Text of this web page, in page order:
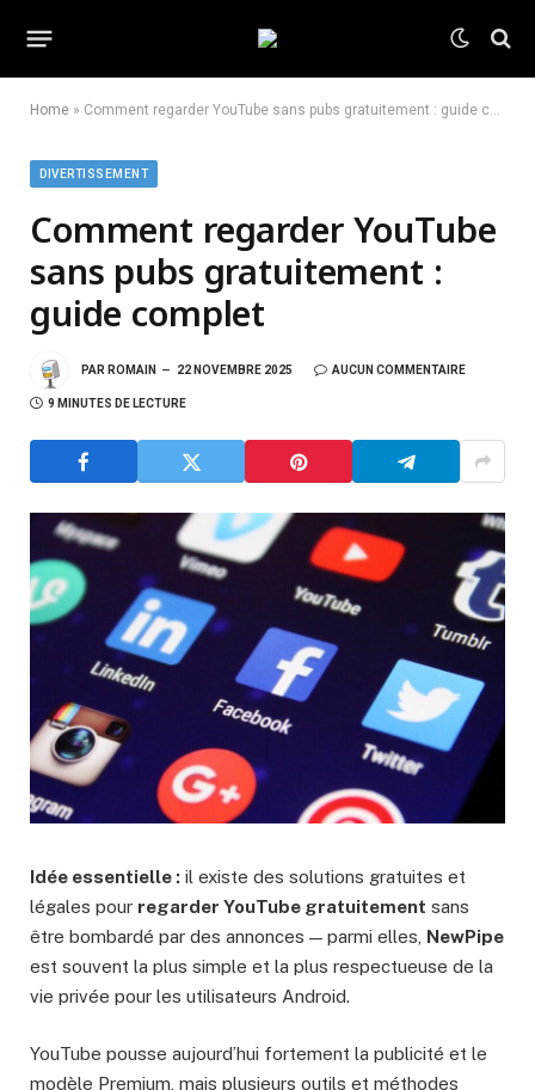
Home » Comment regarder YouTube sans pubs gratuitement : guide complet
DIVERTISSEMENT
Comment regarder YouTube
sans pubs gratuitement :
guide complet
PAR ROMAIN 22 NOVEMBRE 2025 AUCUN COMMENTAIRE
9 MINUTES DE LECTURE
Idée essentielle : il existe des solutions gratuites et
légales pour regarder YouTube gratuitement sans
être bombardé par des annonces — parmi elles, NewPipe
est souvent la plus simple et la plus respectueuse de la
vie privée pour les utilisateurs Android.
YouTube pousse aujourd’hui fortement la publicité et le
modèle Premium, mais plusieurs outils et méthodes